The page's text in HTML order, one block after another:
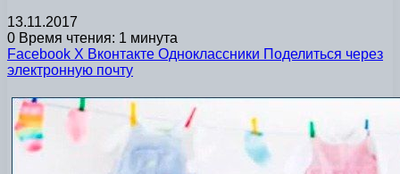
13.11.2017
0 Время чтения: 1 минута
Facebook X Вконтакте Одноклассники Поделиться через
электронную почту